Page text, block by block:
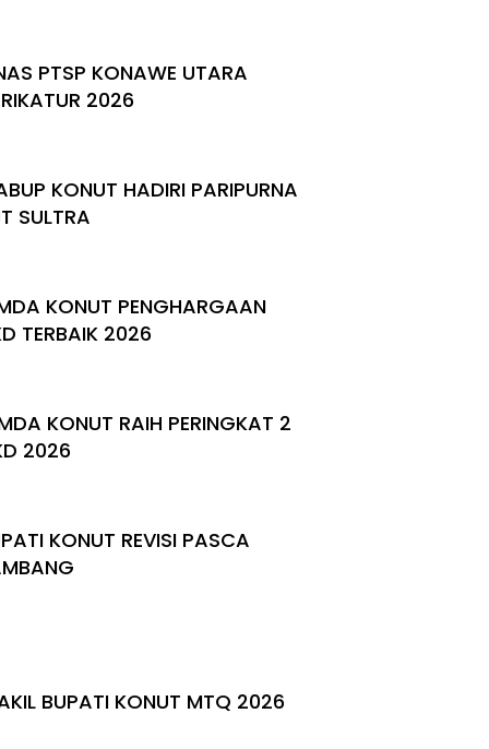
PTSP KONAWE UTARA
2026
KONUT HADIRI PARIPURNA
SULTRA
KONUT PENGHARGAAN
TERBAIK 2026
KONUT RAIH PERINGKAT 2
2026
KONUT REVISI PASCA
BUPATI KONUT MTQ 2026